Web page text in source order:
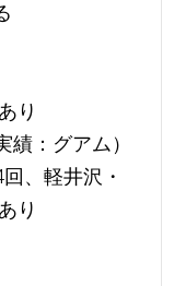
り
：グアム）
、軽井沢・
り